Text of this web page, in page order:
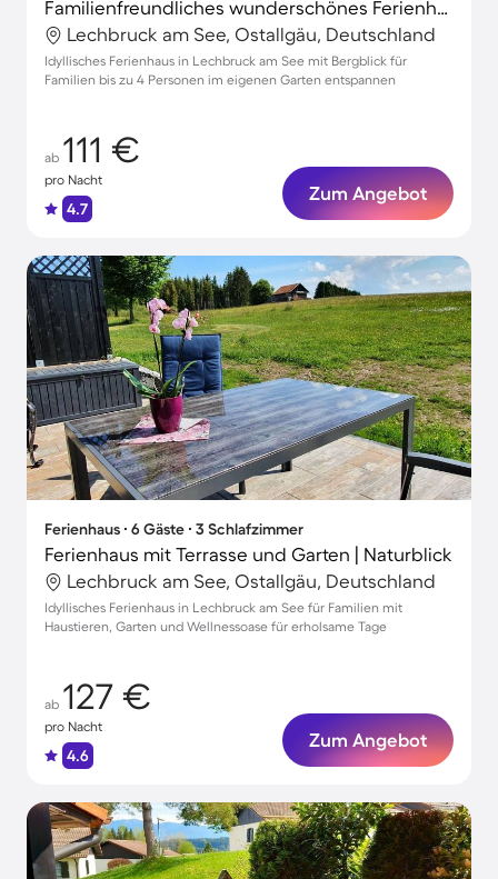
Familienfreundliches wunderschönes Ferienhaus mit Terrasse und Garten | Bergblick
Lechbruck am See, Ostallgäu, Deutschland
Idyllisches Ferienhaus in Lechbruck am See mit Bergblick für
Familien bis zu 4 Personen im eigenen Garten entspannen
ab 111 €
pro Nacht
4.7
Zum Angebot
Ferienhaus ∙ 6 Gäste ∙ 3 Schlafzimmer
Ferienhaus mit Terrasse und Garten | Naturblick
Lechbruck am See, Ostallgäu, Deutschland
Idyllisches Ferienhaus in Lechbruck am See für Familien mit
Haustieren, Garten und Wellnessoase für erholsame Tage
ab 127 €
pro Nacht
4.6
Zum Angebot